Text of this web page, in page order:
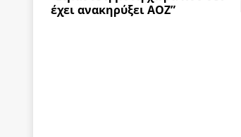
έχει ανακηρύξει ΑΟΖ”